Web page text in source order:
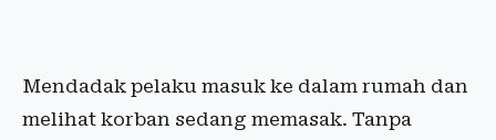
Mendadak pelaku masuk ke dalam rumah dan
melihat korban sedang memasak. Tanpa